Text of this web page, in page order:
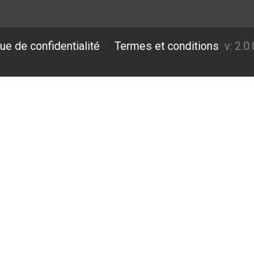
de confidentialité Termes et conditions v: